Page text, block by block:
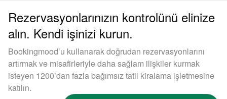
Rezervasyonlarınızın kontrolünü elinize
alın. Kendi işinizi kurun.
Bookingmood’u kullanarak doğrudan rezervasyonlarını
artırmak ve misafirleriyle daha sağlam ilişkiler kurmak
isteyen 1200’dan fazla bağımsız tatil kiralama işletmesine
katılın.